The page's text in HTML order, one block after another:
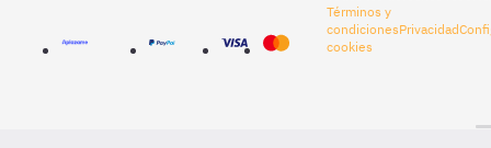
Términos y
condicionesPrivacidad
cookies